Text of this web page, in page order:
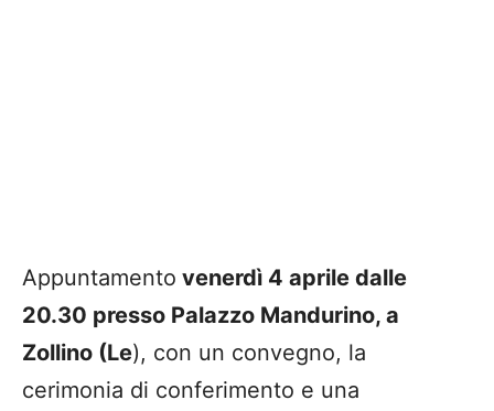
Appuntamento venerdì 4 aprile dalle
20.30 presso Palazzo Mandurino, a
Zollino (Le), con un convegno, la
cerimonia di conferimento e una